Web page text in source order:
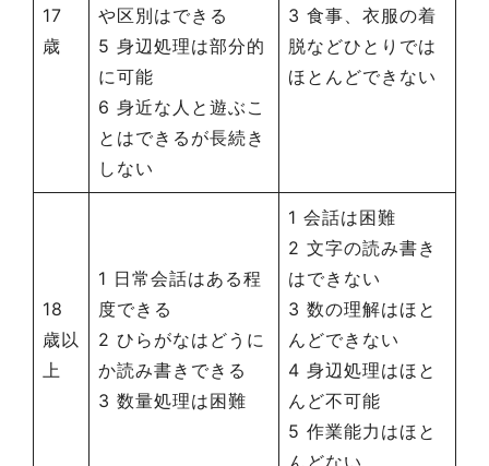
17
歳
や区別はできる
5 身辺処理は部分的
に可能
6 身近な人と遊ぶこ
とはできるが長続き
しない
3 食事、衣服の着
脱などひとりでは
ほとんどできない
18
歳以
上
1 日常会話はある程
度できる
2 ひらがなはどうに
か読み書きできる
3 数量処理は困難
1 会話は困難
2 文字の読み書き
はできない
3 数の理解はほと
んどできない
4 身辺処理はほと
んど不可能
5 作業能力はほと
んどない